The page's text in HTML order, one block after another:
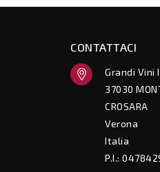
CONTATTACI
Grandi Vini
37030
CROSARA
Verona
Italia
P.I.: